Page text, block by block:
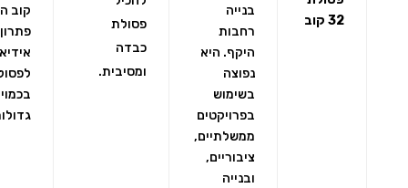
32 קוב
בנייה
רחבות
היקף. היא
נפוצה
בשימוש
בפרויקטים
ממשלתיים,
ציבוריים,
ובנייה
פסולת
כבדה
ומסיבית.
קוב
פתרון